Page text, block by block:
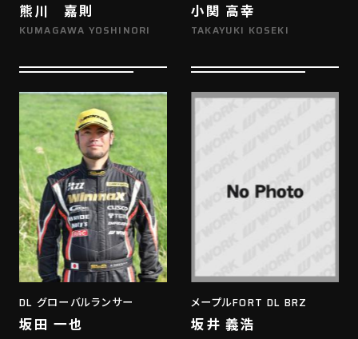
熊川 嘉則
KUMAGAWA YOSHINORI
小関 高幸
TAKAYUKI KOSEKI
DL グローバルランサー
坂田 一也
メープルFORT DL BRZ
坂井 義浩